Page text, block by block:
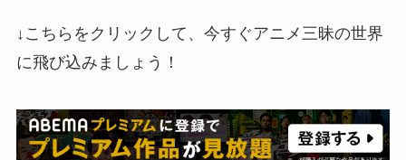
↓こちらをクリックして、今すぐアニメ三昧の世界
に飛び込みましょう！